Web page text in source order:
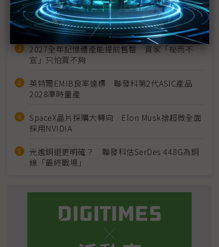
MLCC訂單過熱、出貨比創高 村田示警全球AI基
建熱潮將趨緩
2027全年記憶體產能提前售罄 買家「祕而不
宣」只怕買不夠
英特爾EMIB良率達標 聯發科第2代ASIC產品
2028準時量產
SpaceX晶片採購大轉向 Elon Musk捨超微全面
採用NVIDIA
光進銅退更明確？ 聯發科估SerDes 448G為銅
線「最終戰場」